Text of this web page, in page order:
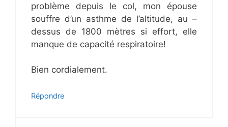
problème depuis le col, mon épouse
souffre d’un asthme de l’altitude, au –
dessus de 1800 mètres si effort, elle
manque de capacité respiratoire!
Bien cordialement.
Répondre